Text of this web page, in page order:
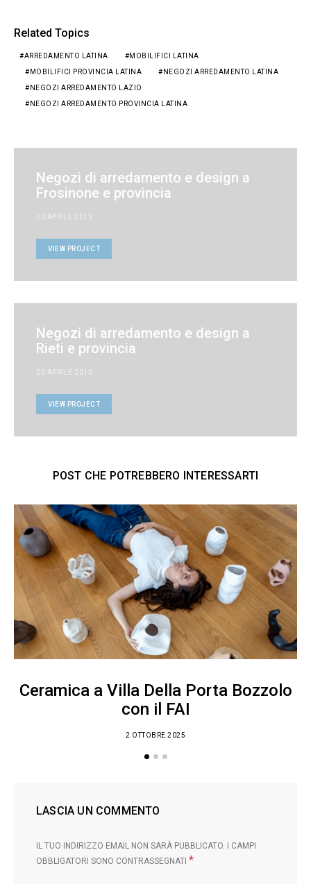
Related Topics
ARREDAMENTO LATINA MOBILIFICI LATINA
MOBILIFICI PROVINCIA LATINA NEGOZI ARREDAMENTO LATINA
NEGOZI ARREDAMENTO LAZIO
NEGOZI ARREDAMENTO PROVINCIA LATINA
Negozi di arredamento e design a
Frosinone e provincia
20 APRILE 2013
VIEW PROJECT
Negozi di arredamento e design a
Rieti e provincia
20 APRILE 2013
VIEW PROJECT
POST CHE POTREBBERO INTERESSARTI
Ceramica a Villa Della Porta Bozzolo
con il FAI
2 OTTOBRE 2025
LASCIA UN COMMENTO
IL TUO INDIRIZZO EMAIL NON SARÀ PUBBLICATO.
I CAMPI
OBBLIGATORI SONO CONTRASSEGNATI *